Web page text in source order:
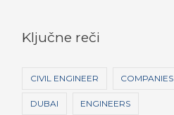
eKljučne reči
CIVIL ENGINEER COMPANIES
DUBAI ENGINEERS